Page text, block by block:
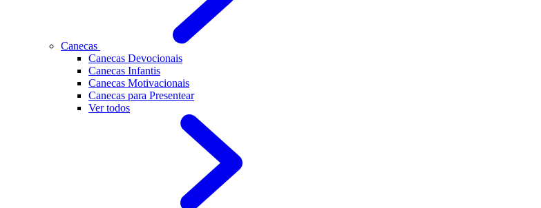
Canecas
Canecas Devocionais
Canecas Infantis
Canecas Motivacionais
Canecas para Presentear
Ver todos